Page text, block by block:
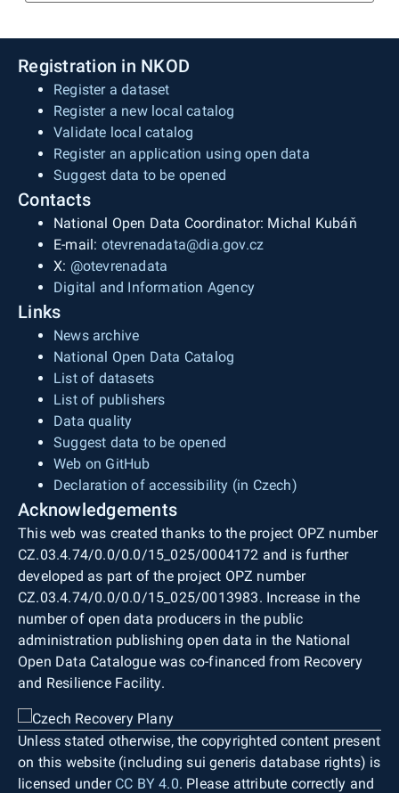
Registration in NKOD
Register a dataset
Register a new local catalog
Validate local catalog
Register an application using open data
Suggest data to be opened
Contacts
National Open Data Coordinator: Michal Kubáň
E-mail: otevrenadata@dia.gov.cz
X: @otevrenadata
Digital and Information Agency
Links
News archive
National Open Data Catalog
List of datasets
List of publishers
Data quality
Suggest data to be opened
Web on GitHub
Declaration of accessibility (in Czech)
Acknowledgements
This web was created thanks to the project OPZ number
CZ.03.4.74/0.0/0.0/15_025/0004172 and is further
developed as part of the project OPZ number
CZ.03.4.74/0.0/0.0/15_025/0013983. Increase in the
number of open data producers in the public
administration publishing open data in the National
Open Data Catalogue was co-financed from Recovery
and Resilience Facility.
Unless stated otherwise, the copyrighted content present
on this website (including sui generis database rights) is
licensed under CC BY 4.0. Please attribute correctly and